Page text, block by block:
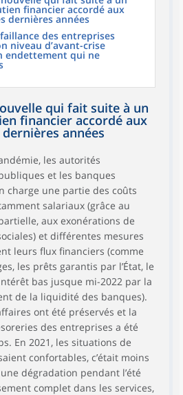
financier accordé aux
dernières années
des entreprises
niveau d’avant-crise
endettement qui ne
qui fait suite à un
financier accordé aux
années
les autorités
et les banques
charge une partie des coûts
salariaux (grâce au
aux exonérations de
et différentes mesures
leurs flux financiers (comme
les prêts garantis par l’État, le
bas jusque mi-2022 par la
de la liquidité des banques).
ont été préservés et la
des entreprises a été
En 2021, les situations de
confortables, c’était moins
dégradation pendant l’été
complet dans les services,